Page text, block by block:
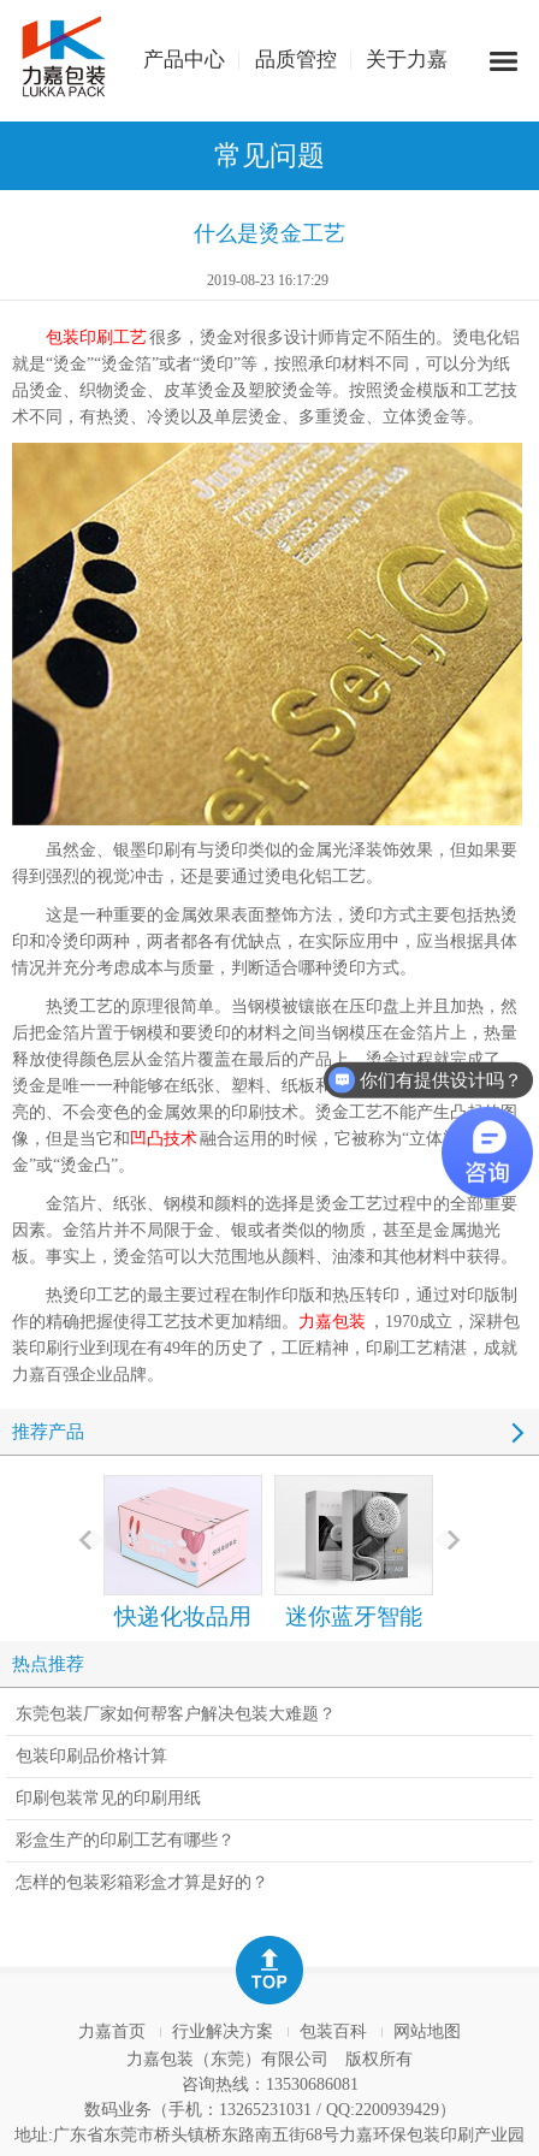
产品中心 品质管控 关于力嘉
常见问题
什么是烫金工艺
2019-08-23 16:17:29
包装印刷工艺很多，烫金对很多设计师肯定不陌生的。烫电化铝
就是“烫金”“烫金箔”或者“烫印”等，按照承印材料不同，可以分为纸
品烫金、织物烫金、皮革烫金及塑胶烫金等。按照烫金模版和工艺技
术不同，有热烫、冷烫以及单层烫金、多重烫金、立体烫金等。
虽然金、银墨印刷有与烫印类似的金属光泽装饰效果，但如果要
得到强烈的视觉冲击，还是要通过烫电化铝工艺。
这是一种重要的金属效果表面整饰方法，烫印方式主要包括热烫
印和冷烫印两种，两者都各有优缺点，在实际应用中，应当根据具体
情况并充分考虑成本与质量，判断适合哪种烫印方式。
热烫工艺的原理很简单。当钢模被镶嵌在压印盘上并且加热，然
后把金箔片置于钢模和要烫印的材料之间当钢模压在金箔片上，热量
释放使得颜色层从金箔片覆盖在最后的产品上，烫金过程就完成了。
烫金是唯一一种能够在纸张、塑料、纸板和其他的印刷表面上产生光
亮的、不会变色的金属效果的印刷技术。烫金工艺不能产生凸起的图
像，但是当它和 凹凸技术融合运用的时候，它被称为“立体烫
金”或“烫金凸”。
金箔片、纸张、钢模和颜料的选择是烫金工艺过程中的全部重要
因素。金箔片并不局限于金、银或者类似的物质，甚至是金属抛光
板。事实上，烫金箔可以大范围地从颜料、油漆和其他材料中获得。
热烫印工艺的最主要过程在制作印版和热压转印，通过对印版制
作的精确把握使得工艺技术更加精细。 力嘉包装 ， 1970成立，深耕包
装印刷行业到现在有49年的历史了，工匠精神，印刷工艺精湛，成就
力嘉百强企业品牌。
推荐产品
快递化妆品用
迷你蓝牙智能
设计定制
热点推荐
东莞包装厂家如何帮客户解决包装大难题？
包装印刷品价格计算
印刷包装常见的印刷用纸
彩盒生产的印刷工艺有哪些？
怎样的包装彩箱彩盒才算是好的？
力嘉首页 行业解决方案 包装百科
网站地图
力嘉包装（东莞）有限公司
版权所有
咨询热线：13530686081
数码业务（手机：13265231031 / QQ:2200939429）
地址:广东省东莞市桥头镇桥东路南五街68号力嘉环保包装印刷产业园
你们有提供设计吗？